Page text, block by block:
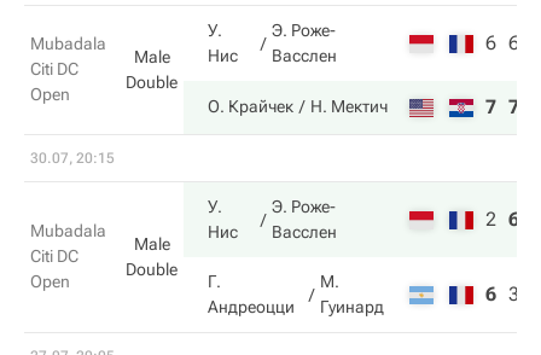
Mubadala
Citi DC
Open
Male
Double
У.
Нис
Э. Роже-
Васслен
6 6
О. Крайчек Н. Мектич 7 7
30.07, 20:15
Mubadala
Citi DC
Open
Male
Double
У.
Нис
Э. Роже-
Васслен
2 6
Г.
Андреоцци
М.
Гуинард
6 3